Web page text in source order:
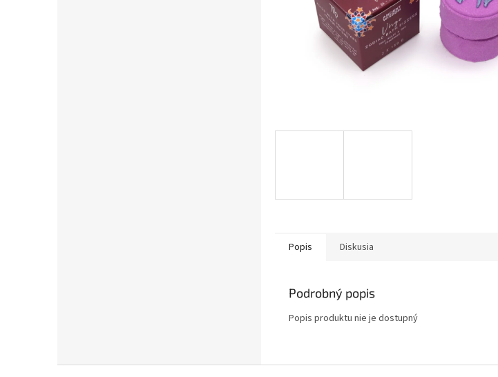
Popis Diskusia
Podrobný popis
Popis produktu nie je dostupný